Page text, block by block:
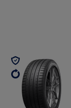
высокой
до замены,
истиранию,